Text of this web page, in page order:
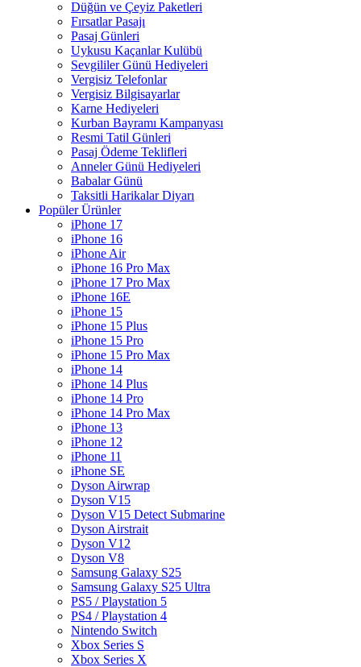
Düğün ve Çeyiz Paketleri
Fırsatlar Pasajı
Pasaj Günleri
Uykusu Kaçanlar Kulübü
Sevgililer Günü Hediyeleri
Vergisiz Telefonlar
Vergisiz Bilgisayarlar
Karne Hediyeleri
Kurban Bayramı Kampanyası
Resmi Tatil Günleri
Pasaj Ödeme Teklifleri
Anneler Günü Hediyeleri
Babalar Günü
Taksitli Harikalar Diyarı
Popüler Ürünler
iPhone 17
iPhone 16
iPhone Air
iPhone 16 Pro Max
iPhone 17 Pro Max
iPhone 16E
iPhone 15
iPhone 15 Plus
iPhone 15 Pro
iPhone 15 Pro Max
iPhone 14
iPhone 14 Plus
iPhone 14 Pro
iPhone 14 Pro Max
iPhone 13
iPhone 12
iPhone 11
iPhone SE
Dyson Airwrap
Dyson V15
Dyson V15 Detect Submarine
Dyson Airstrait
Dyson V12
Dyson V8
Samsung Galaxy S25
Samsung Galaxy S25 Ultra
PS5 / Playstation 5
PS4 / Playstation 4
Nintendo Switch
Xbox Series S
Xbox Series X